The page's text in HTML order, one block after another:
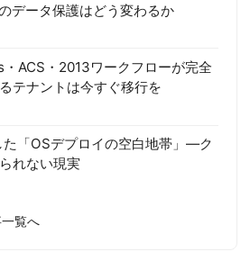
ータ保護はどう変わるか
ACS・2013ワークフローが完全
テナントは今すぐ移行を
「OSデプロイの空白地帯」—ク
れない現実
覧へ